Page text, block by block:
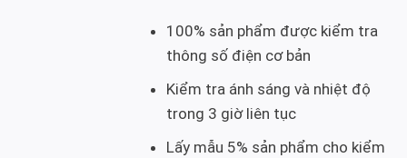
100% sản phẩm được kiểm tra
thông số điện cơ bản
Kiểm tra ánh sáng và nhiệt độ
trong 3 giờ liên tục
Lấy mẫu 5% sản phẩm cho kiểm